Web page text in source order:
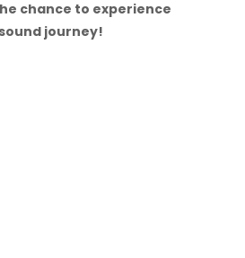
chance to experience
journey!